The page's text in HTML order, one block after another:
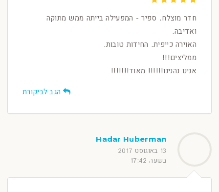
חדר מוצלח. ספיר - המפעילה בייתה ממש מתוקה
ואדיבה.
האוירה כייפית. החידות טובות.
ממליצים!!!
אנינו נהנינו!!!!!! מאוד!!!!!!!
הגב לביקורת
Hadar Huberman
13 באוגוסט 2017
בשעה 17:42